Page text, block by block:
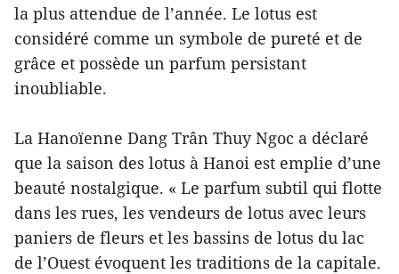
la plus attendue de l’année. Le lotus est
considéré comme un symbole de pureté et de
grâce et possède un parfum persistant
inoubliable.
La Hanoïenne Dang Trân Thuy Ngoc a déclaré
que la saison des lotus à Hanoi est emplie d’une
beauté nostalgique. « Le parfum subtil qui flotte
dans les rues, les vendeurs de lotus avec leurs
paniers de fleurs et les bassins de lotus du lac
de l’Ouest évoquent les traditions de la capitale.